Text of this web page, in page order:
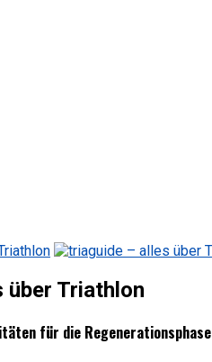
über Triathlon
für die Regenerationsphase